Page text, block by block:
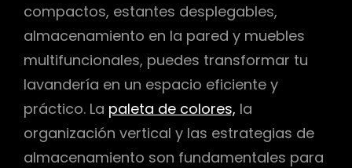
compactos, estantes desplegables,
almacenamiento en la pared y muebles
multifuncionales, puedes transformar tu
lavandería en un espacio eficiente y
práctico. La paleta de colores, la
organización vertical y las estrategias de
almacenamiento son fundamentales para